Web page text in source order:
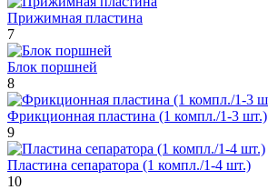
Прижимная пластина
7
Блок поршней
8
Фрикционная пластина (1 компл./1-3 шт.)
9
Пластина сепаратора (1 компл./1-4 шт.)
10